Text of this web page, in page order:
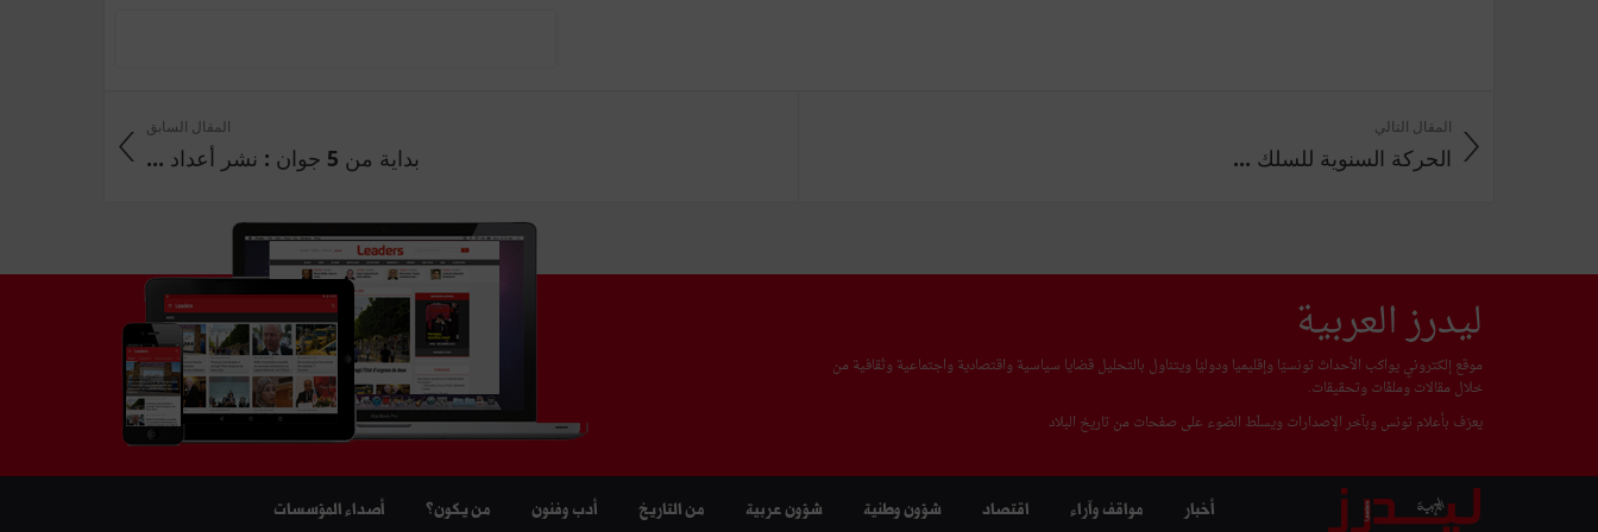
المقال السابق
بداية من 5 جوان : نشر أعداد ...
المقال التالي
الحركة السنوية للسلك ...
ليدرز العربية
موقع إلكتروني يواكب الأحداث تونسيّا وإقليميا ودوليّا ويتناول بالتحليل قضايا سياسية واقتصادية واجتماعية وثقافية من
خلال مقالات وملفّات وتحقيقات.
يعرّف بأعلام تونس وبآخر الإصدارات ويسلّط الضوء على صفحات من تاريخ البلاد
أخبار مواقف وآراء اقتصاد شؤون وطنية شؤون عربية من التاريخ أدب وفنون من يكون؟ أصداء المؤسسات